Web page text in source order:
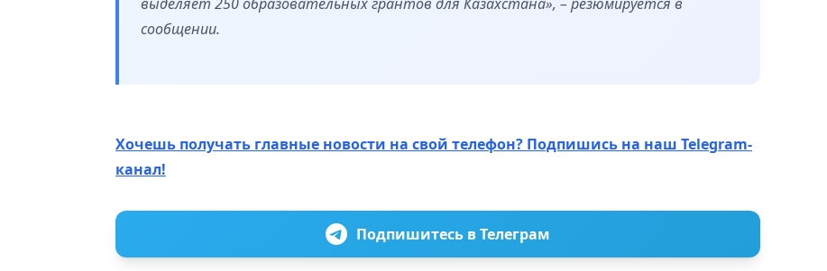
сообщении.
Хочешь получать главные новости на свой телефон? Подпишись на наш Telegram-
канал!
Подпишитесь в Телеграм